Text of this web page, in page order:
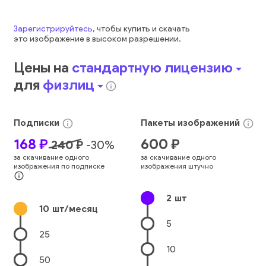
Зарегистрируйтесь, чтобы купить и скачать
это изображениев высоком разрешении.
Цены на стандартную лицензиюarrow_drop_down
для физлицarrow_drop_downinfo_outline
Подписки info_outline
168 ₽ 240₽ -30%
за скачивание одного
изображения по подписке
info_outline
10 шт/месяц
25
50
Пакеты изображений info_outline
600 ₽
за скачивание одного
изображения штучно
2 шт
5
10